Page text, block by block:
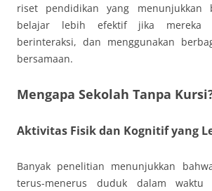
riset pendidikan yang menunjukkan
belajar lebih efektif jika mereka
berinteraksi, dan menggunakan
bersamaan.
Mengapa Sekolah Tanpa
Aktivitas Fisik dan Kognitif yang
Banyak penelitian menunjukkan
terus-menerus duduk dalam waktu